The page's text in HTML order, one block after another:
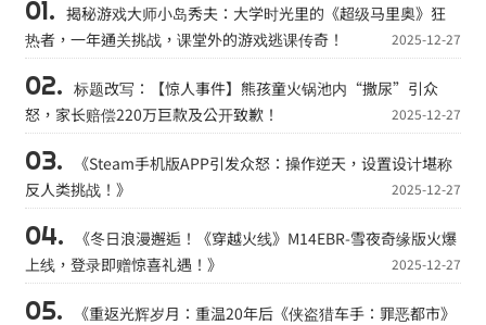
揭秘游戏大师小岛秀夫：大学时光里的《超级马里奥》狂
热者，一年通关挑战，课堂外的游戏逃课传奇！
2025-12-27
标题改写：【惊人事件】熊孩童火锅池内“撒尿”引众
怒，家长赔偿220万巨款及公开致歉！
2025-12-27
《Steam手机版APP引发众怒：操作逆天，设置设计堪称
反人类挑战！》
2025-12-27
《冬日浪漫邂逅！《穿越火线》M14EBR-雪夜奇缘版火爆
上线，登录即赠惊喜礼遇！》
2025-12-27
《重返光辉岁月：重温20年后《侠盗猎车手：罪恶都市》